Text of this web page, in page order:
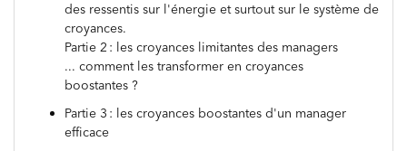
des ressentis sur l'énergie et surtout sur le système de
croyances.
Partie 2 : les croyances limitantes des managers
... comment les transformer en croyances
boostantes ?
Partie 3 : les croyances boostantes d'un manager
efficace